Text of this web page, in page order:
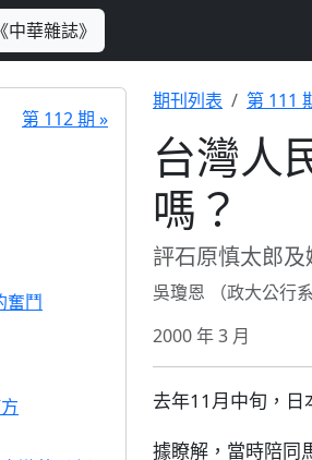
《中華雜誌》
第 112 期 »
奮鬥
期刊列表 第 111
台灣人
嗎？
評石原慎太郎
吳瓊恩 （政大公行系
2000 年 3 月
去年11月中旬，日
據瞭解，當時陪同